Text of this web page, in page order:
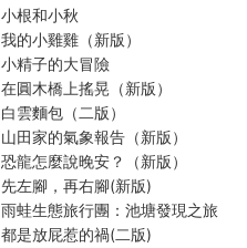
小根和小秋
我的小雞雞（新版）
小精子的大冒險
在圓木橋上搖晃（新版）
白雲麵包（二版）
山田家的氣象報告（新版）
恐龍怎麼說晚安？（新版）
先左腳，再右腳(新版)
雨蛙生態旅行團：池塘發現之旅
都是放屁惹的禍(二版)